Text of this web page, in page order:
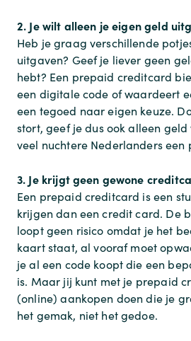
2. Je wilt alleen je eigen geld
Heb je graag verschillende
uitgaven? Geef je liever geen
hebt? Een prepaid creditcard
een digitale code of waardeert
een tegoed naar eigen keuze.
stort, geef je dus ook alleen geld
veel nuchtere Nederlanders een
3. Je krijgt geen gewone
Een prepaid creditcard is een
krijgen dan een credit card. De
loopt geen risico omdat je het
kaart staat, al vooraf moet
je al een code koopt die een
is. Maar jij kunt met je prepaid
(online) aankopen doen die je
het gemak, niet het gedoe.